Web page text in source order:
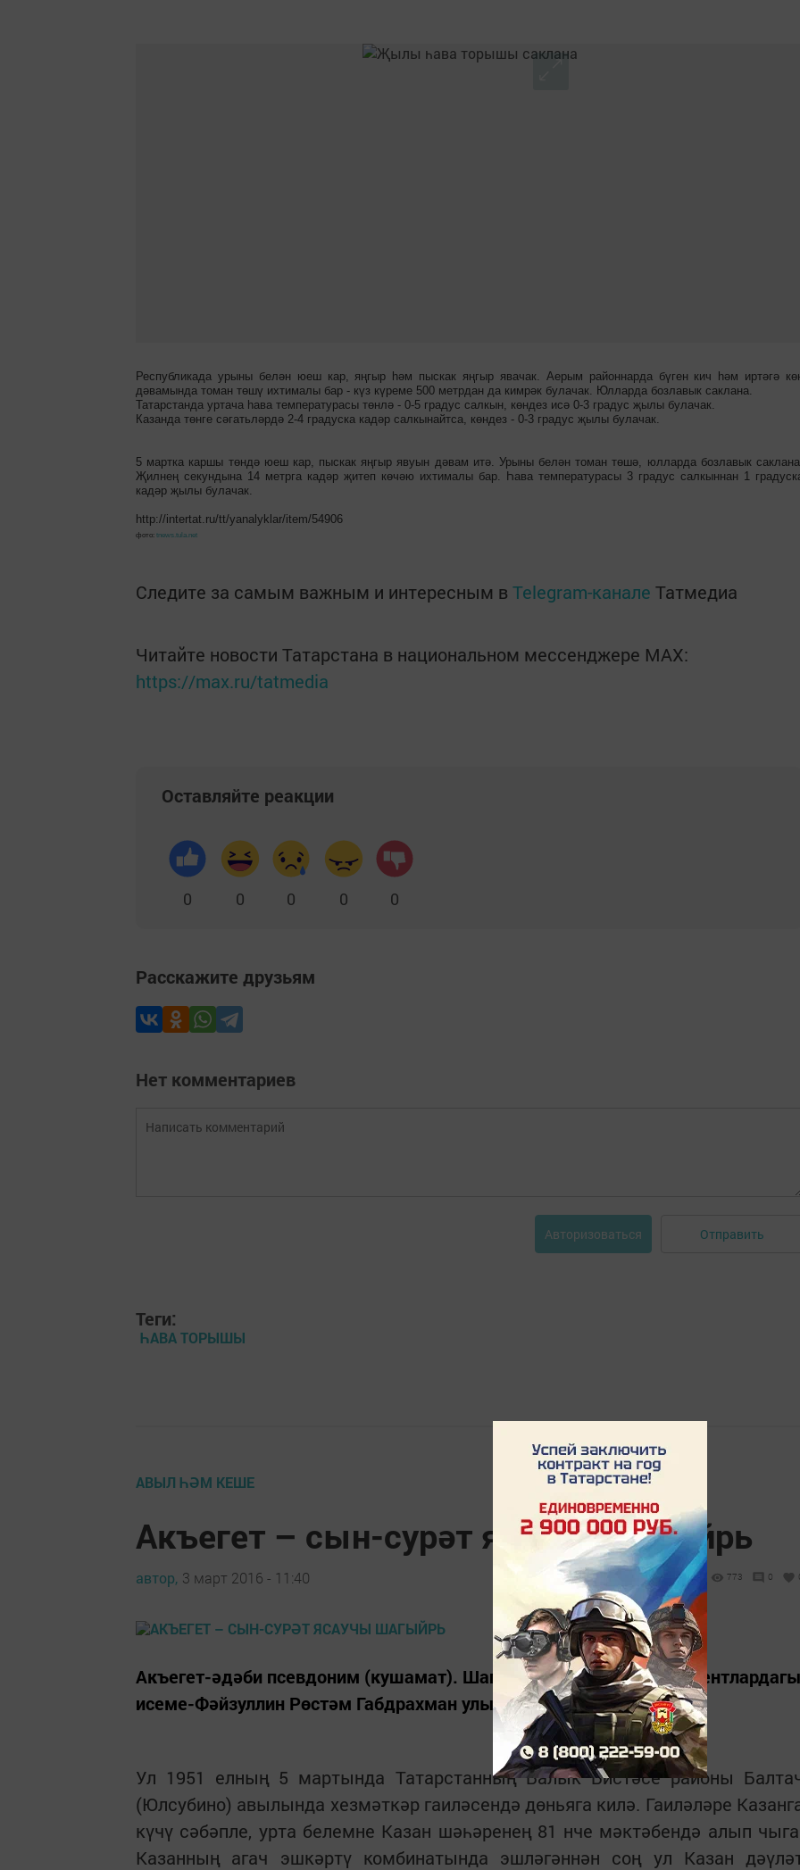
Республикада урыны белән юеш кар, яңгыр һәм пыскак яңгыр явачак. Аерым районнарда бүген кич һәм иртәгә
дәвамында томан төшү ихтималы бар - күз күреме 500 метрдан да кимрәк булачак. Юлларда бозлавык саклана.
Татарстанда уртача һава температурасы төнлә - 0-5 градус салкын, көндез исә 0-3 градус җылы булачак.
Казанда төнге сәгатьләрдә 2-4 градуска кадәр салкынайтса, көндез - 0-3 градус җылы булачак.
5 мартка каршы төндә юеш кар, пыскак яңгыр явуын дәвам итә. Урыны белән томан төшә, юлларда бозлавык
Җилнең секундына 14 метрга кадәр җитеп көчәю ихтималы бар. Һава температурасы 3 градус салкыннан 1
кадәр җылы булачак.
http://intertat.ru/tt/yanalyklar/item/54906
фото: tnews.tula.net
Следите за самым важным и интересным в Telegram-канале Татмедиа
Читайте новости Татарстана в национальном мессенджере MАХ:
https://max.ru/tatmedia
Оставляйте реакции
0 0 0 0 0
Расскажите друзьям
Нет комментариев
Авторизоваться Отправить
Теги:
ҺАВА ТОРЫШЫ
АВЫЛ ҺӘМ КЕШЕ
Акъегет – сын-сурәт ясаучы шагыйрь
автор, 3 март 2016 - 11:40 773 0
Акъегет-әдәби псевдоним (кушамат). Шагыйрьнең дәүләти
исеме-Фәйзуллин Рөстәм Габдрахман улы.
Ул 1951 елның 5 мартында Татарстанның Балык Бистәсе районы
(Юлсубино) авылында хезмәткәр гаиләсендә дөньяга килә. Гаиләләре
күчү сәбәпле, урта белемне Казан шәһәренең 81 нче мәктәбендә алып
Казанның агач эшкәртү комбинатында эшләгәннән соң ул Казан